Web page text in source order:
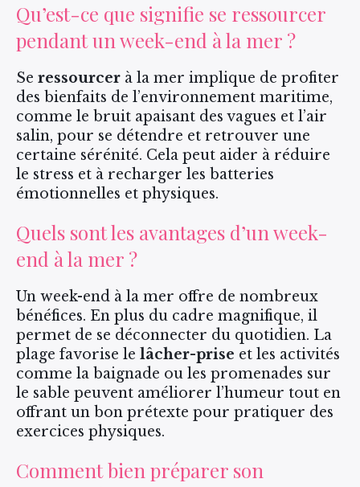
Qu’est-ce que signifie se ressourcer
pendant un week-end à la mer ?
Se ressourcer à la mer implique de profiter
des bienfaits de l’environnement maritime,
comme le bruit apaisant des vagues et l’air
salin, pour se détendre et retrouver une
certaine sérénité. Cela peut aider à réduire
le stress et à recharger les batteries
émotionnelles et physiques.
Quels sont les avantages d’un week-
end à la mer ?
Un week-end à la mer offre de nombreux
bénéfices. En plus du cadre magnifique, il
permet de se déconnecter du quotidien. La
plage favorise le lâcher-prise et les activités
comme la baignade ou les promenades sur
le sable peuvent améliorer l’humeur tout en
offrant un bon prétexte pour pratiquer des
exercices physiques.
Comment bien préparer son